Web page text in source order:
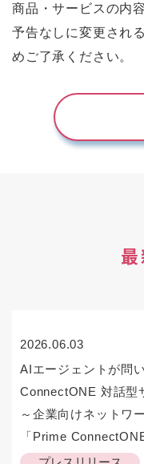
商品・サービスの内
予告なしに変更され
めご了承ください。
2026.06.03
AIエージェントが問
ConnectONE 対話型
～企業向けネットワ
「Prime